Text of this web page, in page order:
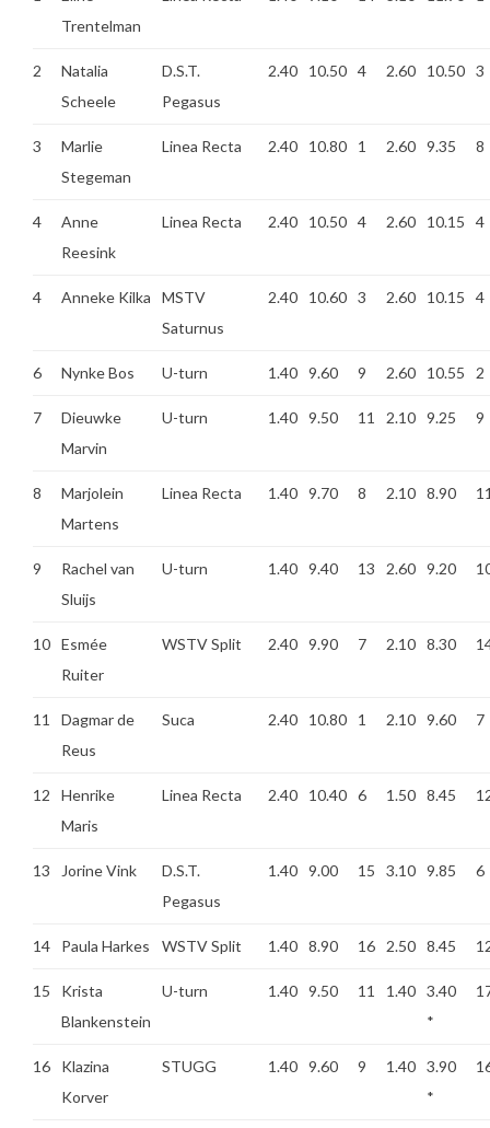
Trentelman
2
Natalia
Scheele
D.S.T.
Pegasus
2.40 10.50 4 2.60 10.50 3
3
Marlie
Stegeman
Linea Recta 2.40 10.80 1 2.60 9.35 8
4
Anne
Reesink
Linea Recta 2.40 10.50 4 2.60 10.15 4
4 Anneke Kilka
MSTV
Saturnus
2.40 10.60 3 2.60 10.15 4
6 Nynke Bos U-turn 1.40 9.60 9 2.60 10.55 2
7
Dieuwke
Marvin
U-turn 1.40 9.50 11 2.10 9.25 9
8
Marjolein
Martens
Linea Recta 1.40 9.70 8 2.10 8.90
9
Rachel van
Sluijs
U-turn 1.40 9.40 13 2.60 9.20
10 Esmée
Ruiter
WSTV Split 2.40 9.90 7 2.10 8.30
11
Dagmar de
Reus
Suca 2.40 10.80 1 2.10 9.60 7
12
Henrike
Maris
Linea Recta 2.40 10.40 6 1.50 8.45
13 Jorine Vink
D.S.T.
Pegasus
1.40 9.00 15 3.10 9.85 6
14 Paula Harkes WSTV Split 1.40 8.90 16 2.50 8.45
15
Krista
Blankenstein
U-turn 1.40 9.50 11 1.40 3.40
*
16
Klazina
Korver
STUGG 1.40 9.60 9 1.40 3.90
*